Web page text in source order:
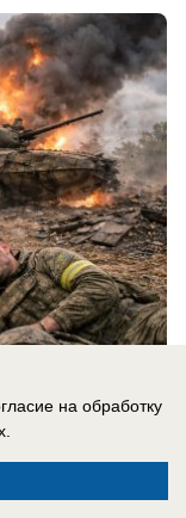
0
на обработку